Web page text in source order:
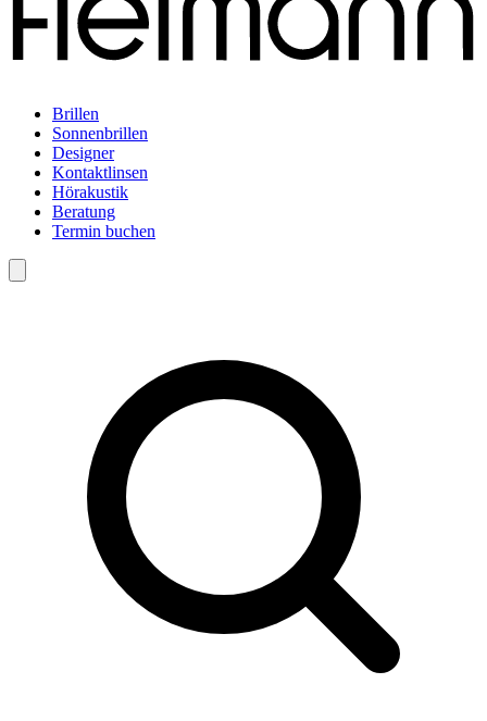
Brillen
Sonnenbrillen
Designer
Kontaktlinsen
Hörakustik
Beratung
Termin buchen